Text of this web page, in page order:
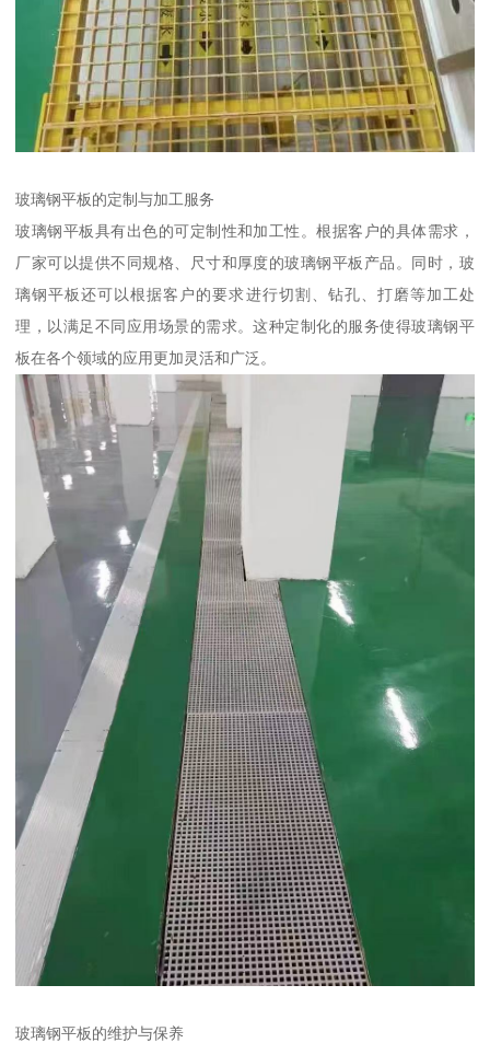
玻璃钢平板的定制与加工服务
玻璃钢平板具有出色的可定制性和加工性。根据客户的具体需求，
厂家可以提供不同规格、尺寸和厚度的玻璃钢平板产品。同时，玻
璃钢平板还可以根据客户的要求进行切割、钻孔、打磨等加工处
理，以满足不同应用场景的需求。这种定制化的服务使得玻璃钢平
板在各个领域的应用更加灵活和广泛。
玻璃钢平板的维护与保养